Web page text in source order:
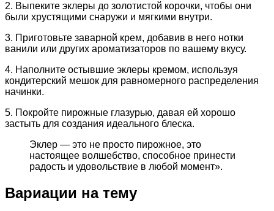
2. Выпеките эклеры до золотистой корочки, чтобы они
были хрустящими снаружи и мягкими внутри.
3. Приготовьте заварной крем, добавив в него нотки
ванили или других ароматизаторов по вашему вкусу.
4. Наполните остывшие эклеры кремом, используя
кондитерский мешок для равномерного распределения
начинки.
5. Покройте пирожные глазурью, давая ей хорошо
застыть для создания идеального блеска.
Эклер — это не просто пирожное, это
настоящее волшебство, способное принести
радость и удовольствие в любой момент».
Вариации на тему